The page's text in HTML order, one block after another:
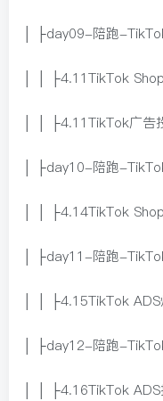
│ ├day09-陪跑-
│ │ ├4.11TikTok
│ │ ├4.11TikTok广告
│ ├day10-陪跑-
│ │ ├4.14TikTok
│ ├day11-陪跑-
│ │ ├4.15TikTok
│ ├day12-陪跑-
│ │ ├4.16TikTok